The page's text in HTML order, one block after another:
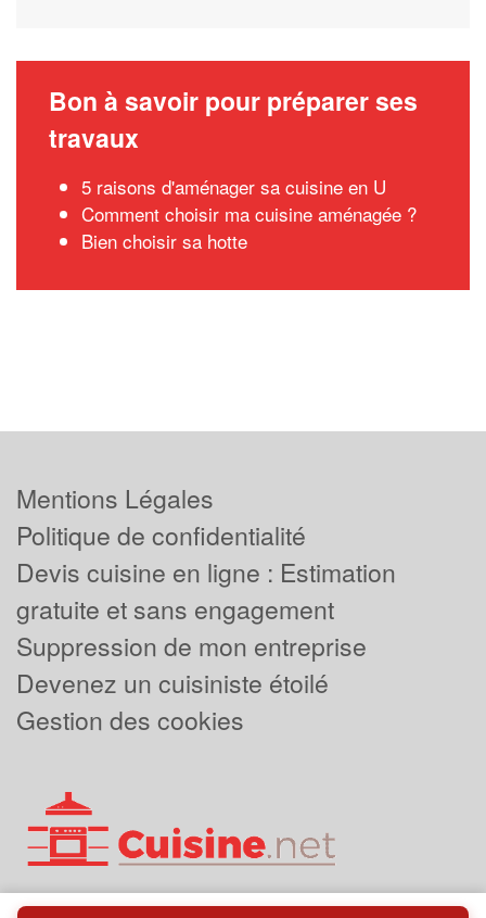
Bon à savoir pour préparer ses
travaux
5 raisons d'aménager sa cuisine en U
Comment choisir ma cuisine aménagée ?
Bien choisir sa hotte
Mentions Légales
Politique de confidentialité
Devis cuisine en ligne : Estimation
gratuite et sans engagement
Suppression de mon entreprise
Devenez un cuisiniste étoilé
Gestion des cookies